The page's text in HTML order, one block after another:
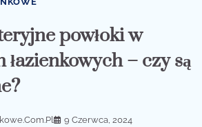
powłoki w
łazienkowych – czy są
9 Czerwca, 2024